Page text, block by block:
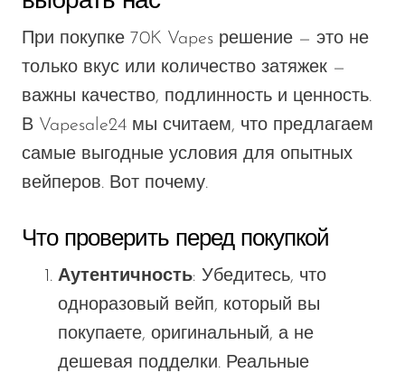
При покупке 70K Vapes решение — это не
только вкус или количество затяжек —
важны качество, подлинность и ценность.
В Vapesale24 мы считаем, что предлагаем
самые выгодные условия для опытных
вейперов. Вот почему.
Что проверить перед покупкой
Аутентичность: Убедитесь, что
одноразовый вейп, который вы
покупаете, оригинальный, а не
дешевая подделки. Реальные